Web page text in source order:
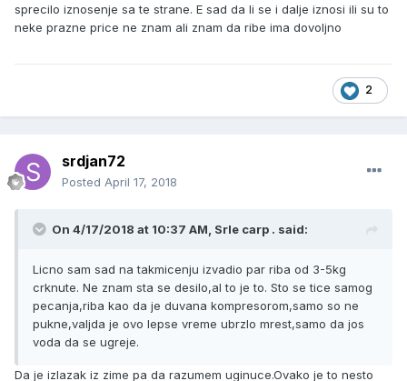
sprecilo iznosenje sa te strane. E sad da li se i dalje iznosi ili su to
neke prazne price ne znam ali znam da ribe ima dovoljno
2
srdjan72
Posted April 17, 2018
On 4/17/2018 at 10:37 AM, Srle carp . said:
Licno sam sad na takmicenju izvadio par riba od 3-5kg
crknute. Ne znam sta se desilo,al to je to. Sto se tice samog
pecanja,riba kao da je duvana kompresorom,samo so ne
pukne,valjda je ovo lepse vreme ubrzlo mrest,samo da jos
voda da se ugreje.
Da je izlazak iz zime pa da razumem uginuce.Ovako je to nesto